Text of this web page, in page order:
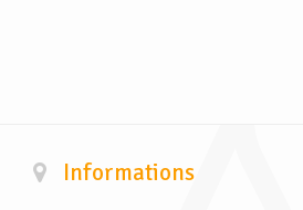
Informations